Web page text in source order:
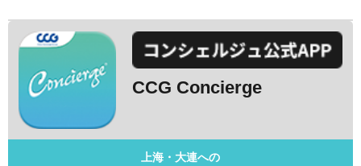
CCG Concierge
上海・大連への